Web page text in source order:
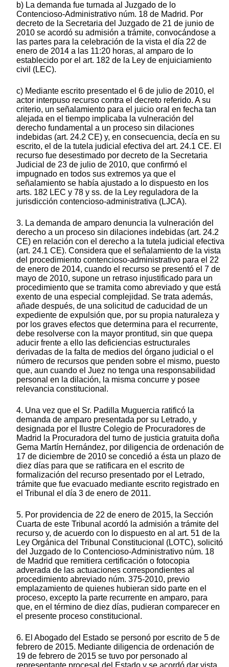
b) La demanda fue turnada al Juzgado de lo
Contencioso-Administrativo núm. 18 de Madrid. Por
decreto de la Secretaria del Juzgado de 21 de junio de
2010 se acordó su admisión a trámite, convocándose a
las partes para la celebración de la vista el día 22 de
enero de 2014 a las 11:20 horas, al amparo de lo
establecido por el art. 182 de la Ley de enjuiciamiento
civil (LEC).
c) Mediante escrito presentado el 6 de julio de 2010, el
actor interpuso recurso contra el decreto referido. A su
criterio, un señalamiento para el juicio oral en fecha tan
alejada en el tiempo implicaba la vulneración del
derecho fundamental a un proceso sin dilaciones
indebidas (art. 24.2 CE) y, en consecuencia, decía en su
escrito, el de la tutela judicial efectiva del art. 24.1 CE. El
recurso fue desestimado por decreto de la Secretaria
Judicial de 23 de julio de 2010, que confirmó el
impugnado en todos sus extremos ya que el
señalamiento se había ajustado a lo dispuesto en los
arts. 182 LEC y 78 y ss. de la Ley reguladora de la
jurisdicción contencioso-administrativa (LJCA).
3. La demanda de amparo denuncia la vulneración del
derecho a un proceso sin dilaciones indebidas (art. 24.2
CE) en relación con el derecho a la tutela judicial efectiva
(art. 24.1 CE). Considera que el señalamiento de la vista
del procedimiento contencioso-administrativo para el 22
de enero de 2014, cuando el recurso se presentó el 7 de
mayo de 2010, supone un retraso injustificado para un
procedimiento que se tramita como abreviado y que está
exento de una especial complejidad. Se trata además,
añade después, de una solicitud de caducidad de un
expediente de expulsión que, por su propia naturaleza y
por los graves efectos que determina para el recurrente,
debe resolverse con la mayor prontitud, sin que quepa
aducir frente a ello las deficiencias estructurales
derivadas de la falta de medios del órgano judicial o el
número de recursos que penden sobre el mismo, puesto
que, aun cuando el Juez no tenga una responsabilidad
personal en la dilación, la misma concurre y posee
relevancia constitucional.
4. Una vez que el Sr. Padilla Muguercia ratificó la
demanda de amparo presentada por su Letrado, y
designada por el Ilustre Colegio de Procuradores de
Madrid la Procuradora del turno de justicia gratuita doña
Gema Martín Hernández, por diligencia de ordenación de
17 de diciembre de 2010 se concedió a ésta un plazo de
diez días para que se ratificara en el escrito de
formalización del recurso presentado por el Letrado,
trámite que fue evacuado mediante escrito registrado en
el Tribunal el día 3 de enero de 2011.
5. Por providencia de 22 de enero de 2015, la Sección
Cuarta de este Tribunal acordó la admisión a trámite del
recurso y, de acuerdo con lo dispuesto en al art. 51 de la
Ley Orgánica del Tribunal Constitucional (LOTC), solicitó
del Juzgado de lo Contencioso-Administrativo núm. 18
de Madrid que remitiera certificación o fotocopia
adverada de las actuaciones correspondientes al
procedimiento abreviado núm. 375-2010, previo
emplazamiento de quienes hubieran sido parte en el
proceso, excepto la parte recurrente en amparo, para
que, en el término de diez días, pudieran comparecer en
el presente proceso constitucional.
6. El Abogado del Estado se personó por escrito de 5 de
febrero de 2015. Mediante diligencia de ordenación de
19 de febrero de 2015 se tuvo por personado al